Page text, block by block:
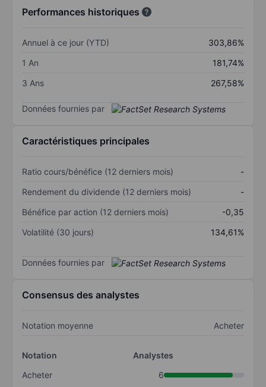
Performances historiques
Annuel à ce jour (YTD)
303,86%
1 An
181,74%
3 Ans
267,58%
Données fournies par
Caractéristiques principales
Ratio cours/bénéfice (12 derniers mois)
-
Rendement du dividende (12 derniers mois)
-
Bénéfice par action (12 derniers mois)
-0,35
Volatilité (30 jours)
134,61%
Données fournies par
Consensus des analystes
Notation moyenne Acheter
Notation
Analystes
Acheter
6